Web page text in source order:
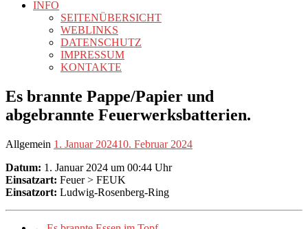
INFO
SEITENÜBERSICHT
WEBLINKS
DATENSCHUTZ
IMPRESSUM
KONTAKTE
Es brannte Pappe/Papier und
abgebrannte Feuerwerksbatterien.
Allgemein 1. Januar 202410. Februar 2024
Datum: 1. Januar 2024 um 00:44 Uhr
Einsatzart: Feuer > FEUK
Einsatzort: Ludwig-Rosenberg-Ring